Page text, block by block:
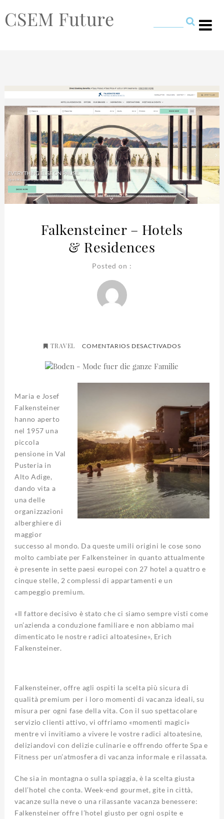
CSEM Future
Falkensteiner – Hotels
& Residences
Posted on :
TRAVEL COMENTARIOS DESACTIVADOSEN
RESIDENCES
Maria e Josef
Falkensteiner
hanno aperto
nel 1957 una
piccola
pensione in Val
Pusteria in
Alto Adige,
dando vita a
una delle
organizzazioni
alberghiere di
maggior
successo al mondo. Da queste umili origini le cose sono
molto cambiate per Falkensteiner in quanto attualmente
è presente in sette paesi europei con 27 hotel a quattro e
cinque stelle, 2 complessi di appartamenti e un
campeggio premium.
«Il fattore decisivo è stato che ci siamo sempre visti come
un’azienda a conduzione familiare e non abbiamo mai
dimenticato le nostre radici altoatesine», Erich
Falkensteiner.
Falkensteiner, offre agli ospiti la scelta più sicura di
qualità premium per i loro momenti di vacanza ideali, su
misura per ogni fase della vita. Con il suo spettacolare
servizio clienti attivo, vi offriamo «momenti magici»
mentre vi invitiamo a vivere le vostre radici altoatesine,
deliziandovi con delizie culinarie e offrendo offerte Spa e
Fitness per un’atmosfera di vacanza informale e rilassata.
Che sia in montagna o sulla spiaggia, è la scelta giusta
dell’hotel che conta. Week-end gourmet, gite in città,
vacanze sulla neve o una rilassante vacanza benessere:
Falkensteiner offre l’hotel giusto per ogni ospite e